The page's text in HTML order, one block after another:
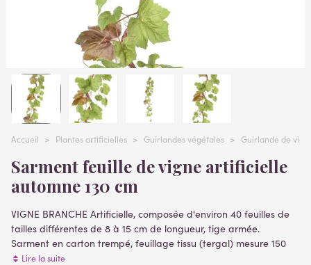
Accueil > Plantes artificielles > Guirlandes végétales > Guirlande de
Sarment feuille de vigne artificielle
automne 130 cm
VIGNE BRANCHE Artificielle, composée d'environ 40 feuilles de
tailles différentes de 8 à 15 cm de longueur, tige armée.
Sarment en carton trempé, feuillage tissu (tergal) mesure 150
cm de longueur
Lire la suite